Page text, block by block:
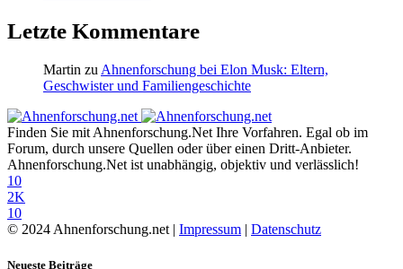
Letzte Kommentare
Martin zu Ahnenforschung bei Elon Musk: Eltern,
Geschwister und Familiengeschichte
Finden Sie mit Ahnenforschung.Net Ihre Vorfahren. Egal ob im
Forum, durch unsere Quellen oder über einen Dritt-Anbieter.
Ahnenforschung.Net ist unabhängig, objektiv und verlässlich!
10
2K
10
© 2024 Ahnenforschung.net | Impressum | Datenschutz
Neueste Beiträge